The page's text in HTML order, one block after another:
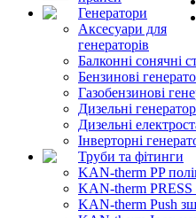
Генератори
Аксесуари для
генераторів
Балконні сонячні
Бензинові
Газобензинові
Дизельні
Дизельні
Інверторні
Труби та фітинги
KAN-therm PP
KAN-therm PRESS
KAN-therm Push